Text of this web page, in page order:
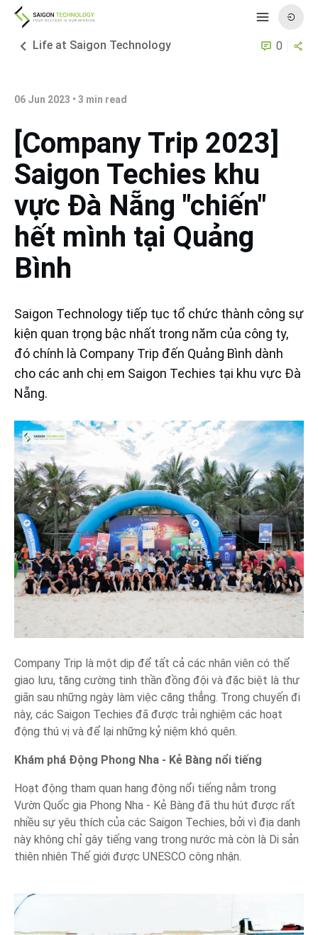
Life at Saigon Technology 0
06 Jun 2023 • 3 min read
[Company Trip 2023]
Saigon Techies khu
vực Đà Nẵng "chiến"
hết mình tại Quảng
Bình
Saigon Technology tiếp tục tổ chức thành công sự
kiện quan trọng bậc nhất trong năm của công ty,
đó chính là Company Trip đến Quảng Bình dành
cho các anh chị em Saigon Techies tại khu vực Đà
Nẵng.
Company Trip là một dịp để tất cả các nhân viên có thể
giao lưu, tăng cường tinh thần đồng đội và đặc biệt là thư
giãn sau những ngày làm việc căng thẳng. Trong chuyến đi
này, các Saigon Techies đã được trải nghiệm các hoạt
động thú vị và để lại những kỷ niệm khó quên.
Khám phá Động Phong Nha - Kẻ Bàng nổi tiếng
Hoạt động tham quan hang động nổi tiếng nằm trong
Vườn Quốc gia Phong Nha - Kẻ Bàng đã thu hút được rất
nhiều sự yêu thích của các Saigon Techies, bởi vì địa danh
này không chỉ gây tiếng vang trong nước mà còn là Di sản
thiên nhiên Thế giới được UNESCO công nhận.